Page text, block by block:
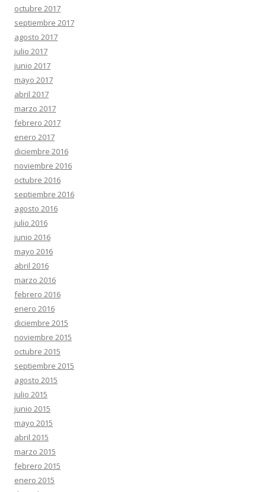
octubre 2017
septiembre 2017
agosto 2017
julio 2017
junio 2017
mayo 2017
abril 2017
marzo 2017
febrero 2017
enero 2017
diciembre 2016
noviembre 2016
octubre 2016
septiembre 2016
agosto 2016
julio 2016
junio 2016
mayo 2016
abril 2016
marzo 2016
febrero 2016
enero 2016
diciembre 2015
noviembre 2015
octubre 2015
septiembre 2015
agosto 2015
julio 2015
junio 2015
mayo 2015
abril 2015
marzo 2015
febrero 2015
enero 2015